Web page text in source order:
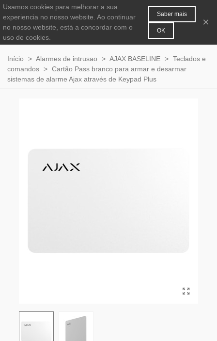
0
Início > Alarmes de intrusao > AJAX BASELINE > Teclados e
comandos > Cartão Pass branco para armar e desarmar
sistemas de alarme Ajax através de Keypad Plus
Usamos cookies para melhorar a sua
experiencia no nosso website. Ao continuar
no nosso website, está a concordar com o
uso de cookies.
Saber mais
OK
×